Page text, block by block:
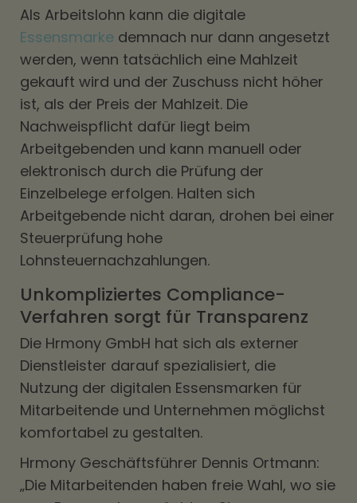
Als Arbeitslohn kann die digitale
Essensmarke demnach nur dann angesetzt
werden, wenn tatsächlich eine Mahlzeit
gekauft wird und der Zuschuss nicht höher
ist, als der Preis der Mahlzeit. Die
Nachweispflicht dafür liegt beim
Arbeitgebenden und kann manuell oder
elektronisch durch die Prüfung der
Einzelbelege erfolgen. Halten sich
Arbeitgebende nicht daran, drohen bei einer
Steuerprüfung hohe
Lohnsteuernachzahlungen.
Unkompliziertes Compliance-
Verfahren sorgt für Transparenz
Die Hrmony GmbH hat sich als externer
Dienstleister darauf spezialisiert, die
Nutzung der digitalen Essensmarken für
Mitarbeitende und Unternehmen möglichst
komfortabel zu gestalten.
Hrmony Geschäftsführer Dennis Ortmann:
„Die Mitarbeitenden haben freie Wahl, wo sie